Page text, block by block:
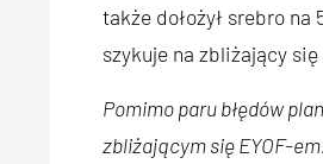
także dołożył srebro
szykuje na zbliżający
Pomimo paru błędów
zbliżającym się EYOF-